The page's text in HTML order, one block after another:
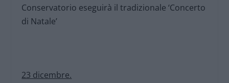
Conservatorio eseguirà il tradizionale ‘Concerto
di Natale’
23 dicembre.